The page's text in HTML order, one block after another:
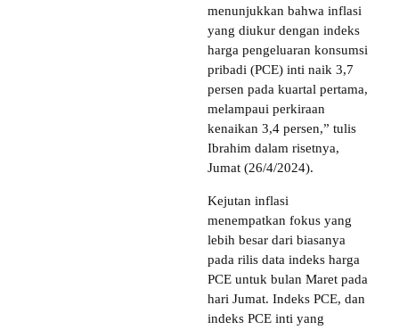
menunjukkan bahwa inflasi
yang diukur dengan indeks
harga pengeluaran konsumsi
pribadi (PCE) inti naik 3,7
persen pada kuartal pertama,
melampaui perkiraan
kenaikan 3,4 persen,” tulis
Ibrahim dalam risetnya,
Jumat (26/4/2024).
Kejutan inflasi
menempatkan fokus yang
lebih besar dari biasanya
pada rilis data indeks harga
PCE untuk bulan Maret pada
hari Jumat. Indeks PCE, dan
indeks PCE inti yang